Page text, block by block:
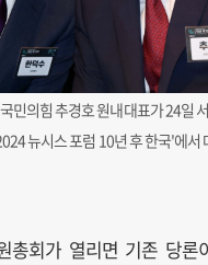
민의힘 추경호 원내대표가 24일
뉴시스 포럼 10년 후 한국'에서
총회가 열리면 기존 당론